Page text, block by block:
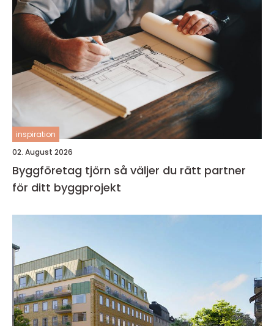
inspiration
02. August 2026
Byggföretag tjörn så väljer du rätt partner
för ditt byggprojekt